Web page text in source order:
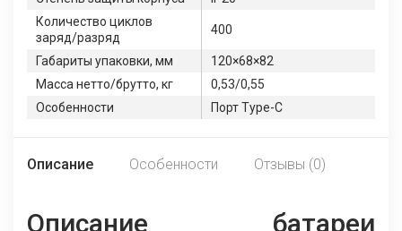
Количество циклов
заряд/разряд
400
Габариты упаковки, мм
120×68×82
Масса нетто/брутто, кг
0,53/0,55
Особенности
Порт Type-C
Описание Особенности Отзывы (0)
Описание батареи